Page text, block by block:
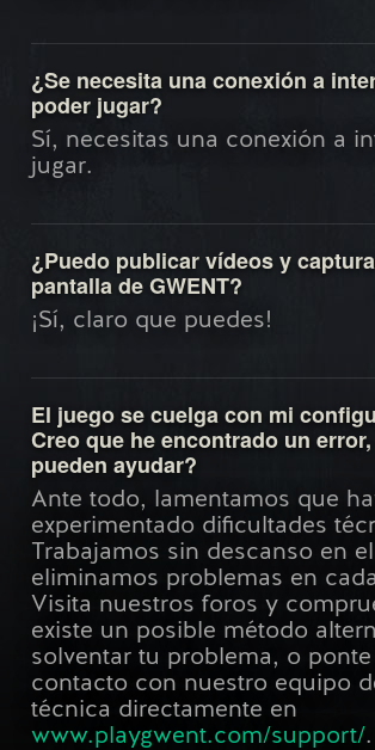
¿Se necesita una conexión a
poder jugar?
Sí, necesitas una conexión a
jugar.
¿Puedo publicar vídeos y
pantalla de GWENT?
¡Sí, claro que puedes!
El juego se cuelga con mi
Creo que he encontrado un
pueden ayudar?
Ante todo, lamentamos que
experimentado dificultades
Trabajamos sin descanso en
eliminamos problemas en
Visita nuestros foros y
existe un posible método
solventar tu problema, o ponte
contacto con nuestro equipo
técnica directamente en
www.playgwent.com/support/.